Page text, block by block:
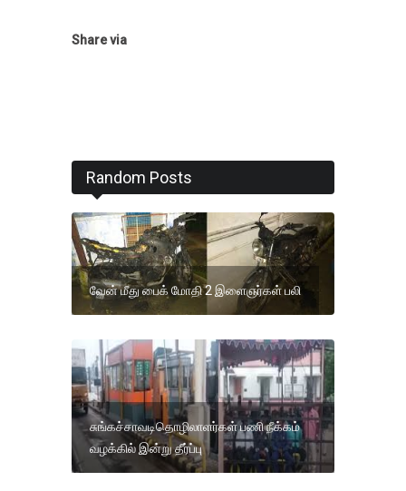
Share via
Random Posts
வேன் மீது பைக் மோதி 2 இளைஞர்கள் பலி
சுங்கச்சாவடிதொழிலாளர்கள் பணி நீக்கம்
வழக்கில் இன்று தீர்ப்பு